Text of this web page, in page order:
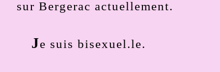
sur Bergerac actuellement.
Je suis bisexuel.le.